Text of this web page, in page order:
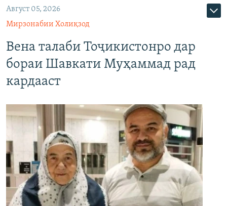
Август 05, 2026
Мирзонабии Холиқзод
Вена талаби Тоҷикистонро дар
бораи Шавкати Муҳаммад рад
кардааст